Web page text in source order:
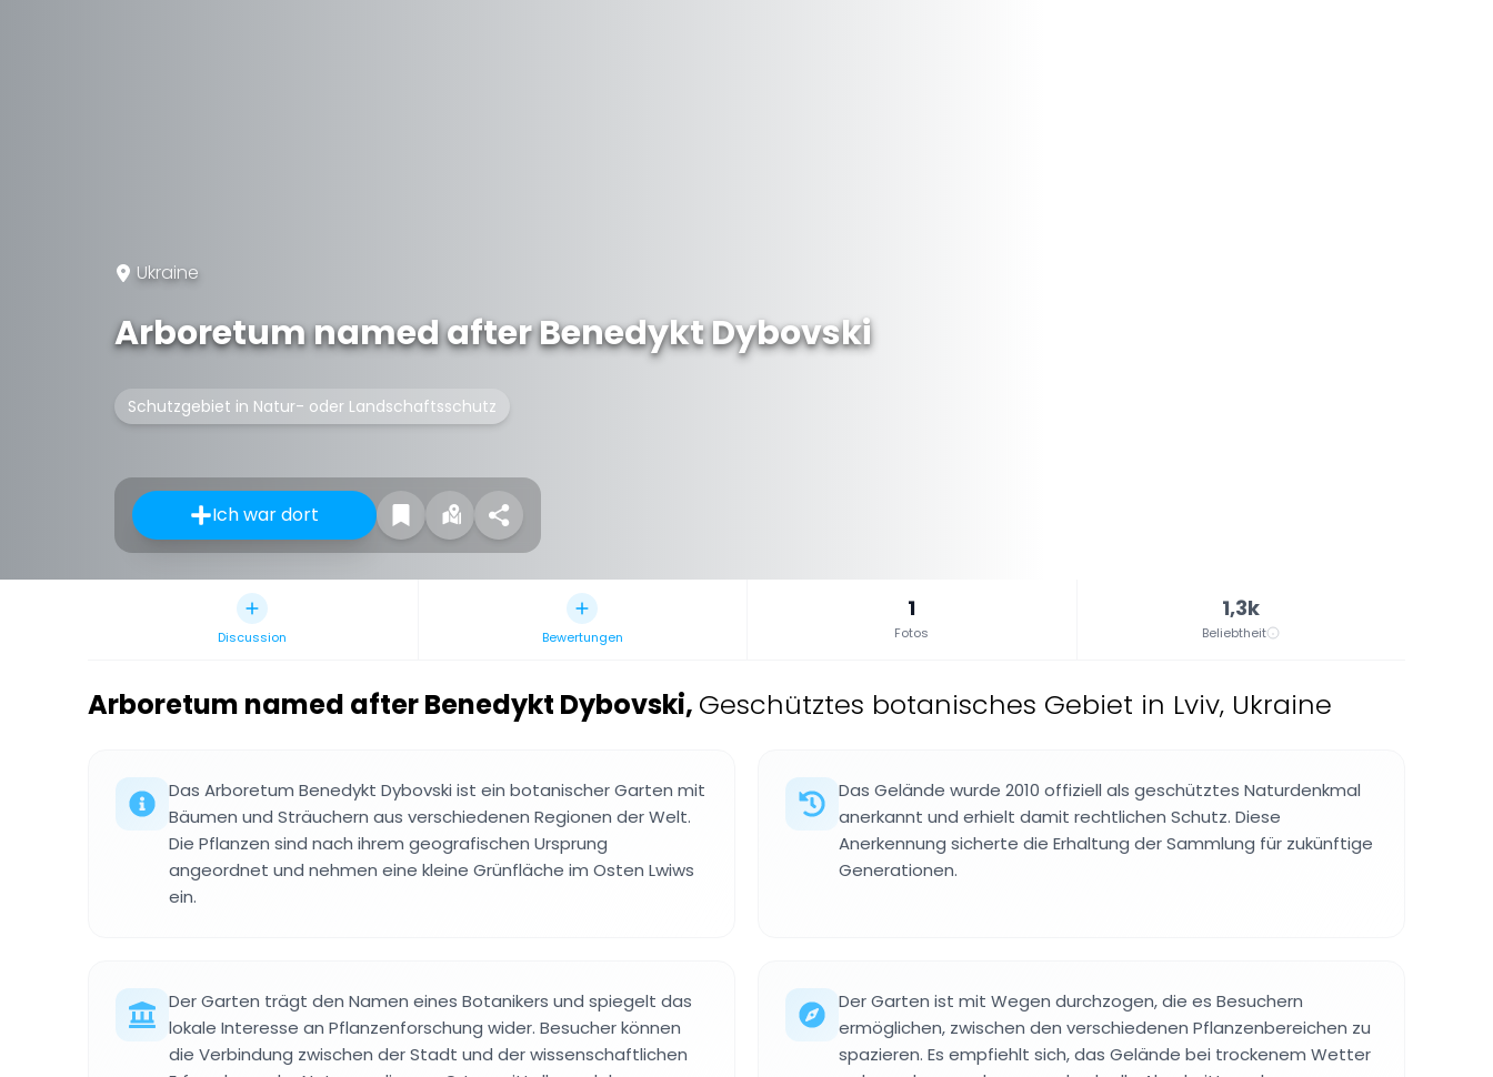
Ukraine
Arboretum named after Benedykt Dybovski
Schutzgebiet in Natur- oder Landschaftsschutz
Ich war dort
Discussion Bewertungen
1
Fotos
1,3k
Beliebtheit
Arboretum named after Benedykt Dybovski, Geschütztes botanisches Gebiet in Lviv, Ukraine
Das Arboretum Benedykt Dybovski ist ein botanischer Garten mit
Bäumen und Sträuchern aus verschiedenen Regionen der Welt.
Die Pflanzen sind nach ihrem geografischen Ursprung
angeordnet und nehmen eine kleine Grünfläche im Osten Lwiws
ein.
Das Gelände wurde 2010 offiziell als geschütztes Naturdenkmal
anerkannt und erhielt damit rechtlichen Schutz. Diese
Anerkennung sicherte die Erhaltung der Sammlung für zukünftige
Generationen.
Der Garten trägt den Namen eines Botanikers und spiegelt das
lokale Interesse an Pflanzenforschung wider. Besucher können
die Verbindung zwischen der Stadt und der wissenschaftlichen
Der Garten ist mit Wegen durchzogen, die es Besuchern
ermöglichen, zwischen den verschiedenen Pflanzenbereichen zu
spazieren. Es empfiehlt sich, das Gelände bei trockenem Wetter